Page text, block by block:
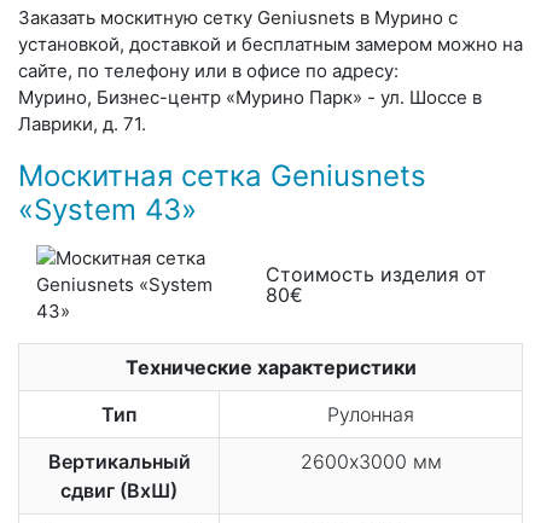
Заказать москитную сетку Geniusnets в Мурино с
установкой, доставкой и бесплатным замером можно на
сайте, по телефону или в офисе по адресу:
Мурино, Бизнес-центр «Мурино Парк» - ул. Шоссе в
Лаврики, д. 71.
Москитная сетка Geniusnets
«System 43»
Стоимость изделия от
80€
Технические характеристики
Тип
Рулонная
Вертикальный
сдвиг (ВхШ)
2600х3000 мм